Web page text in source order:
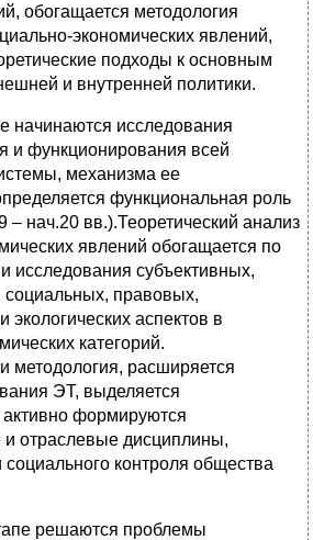
обогащается методология
экономических явлений,
подходы к основным
и внутренней политики.
начинаются исследования
и функционирования всей
механизма ее
функциональная роль
– нач.20 вв.).Теоретический анализ
явлений обогащается по
исследования субъективных,
социальных, правовых,
экологических аспектов в
категорий.
методология, расширяется
ЭТ, выделяется
формируются
отраслевые дисциплины,
контроля общества
решаются проблемы